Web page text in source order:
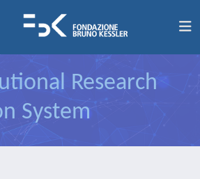
Research
System